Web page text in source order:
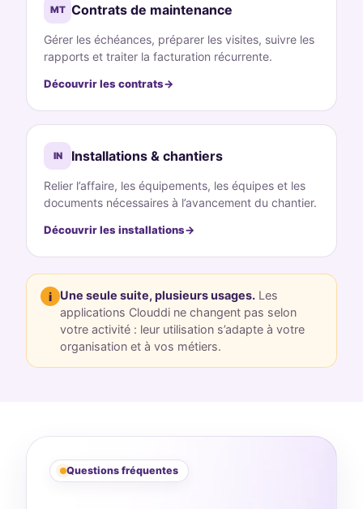
MT Contrats de maintenance
Gérer les échéances, préparer les visites, suivre les
rapports et traiter la facturation récurrente.
Découvrir les contrats
IN Installations & chantiers
Relier l’affaire, les équipements, les équipes et les
documents nécessaires à l’avancement du chantier.
Découvrir les installations
i Une seule suite, plusieurs usages. Les
applications Clouddi ne changent pas selon
votre activité : leur utilisation s’adapte à votre
organisation et à vos métiers.
Questions fréquentes